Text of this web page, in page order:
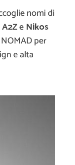
nomi di
A2Ze Nikos
per
e alta